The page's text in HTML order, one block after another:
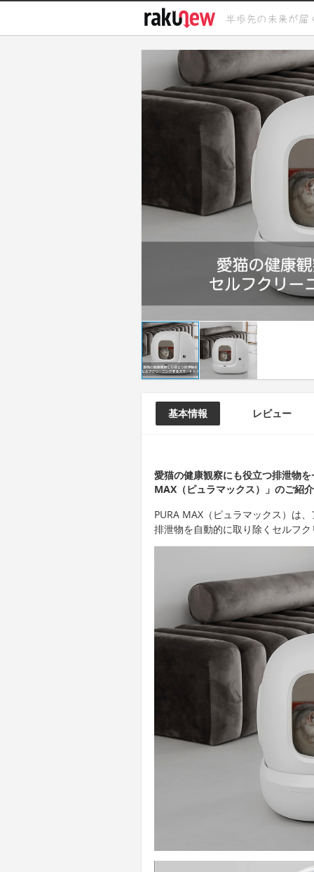
基本情報 レビュー
愛猫の健康観察にも役立つ排泄物
MAX（ピュラマックス）」のご紹介
PURA MAX（ピュラマックス）は
排泄物を自動的に取り除くセルフク